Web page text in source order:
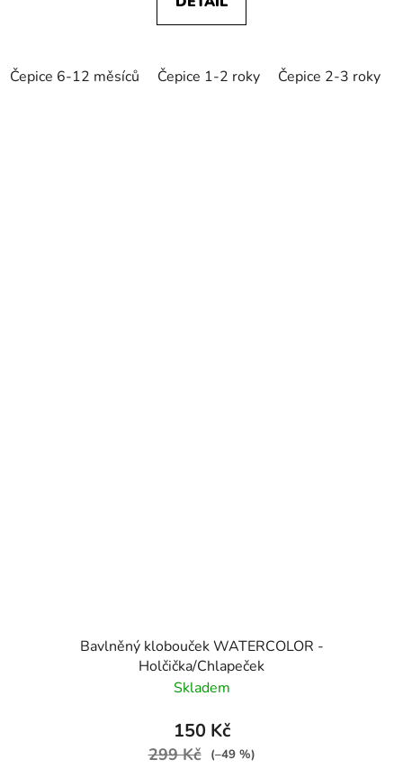
Čepice 6-12 měsíců Čepice 1-2 roky Čepice 2-3 roky
Bavlněný klobouček WATERCOLOR -
Holčička/Chlapeček
Skladem
150 Kč
299 Kč (–49 %)